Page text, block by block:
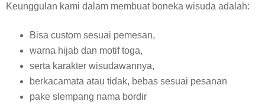
Keunggulan kami dalam membuat boneka wisuda adalah:
Bisa custom sesuai pemesan,
warna hijab dan motif toga,
serta karakter wisudawannya,
berkacamata atau tidak, bebas sesuai pesanan
pake slempang nama bordir